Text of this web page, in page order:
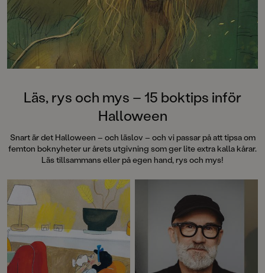
Radio och Dagens
numera förlagschef
på Piratförlaget.
I Himmelsbarnet
inspirerats av sin
historia under
Läs, rys och mys – 15 boktips inför
Halloween
Snart är det Halloween – och läslov – och vi passar på att tipsa om
femton boknyheter ur årets utgivning som ger lite extra kalla kårar.
Läs tillsammans eller på egen hand, rys och mys!